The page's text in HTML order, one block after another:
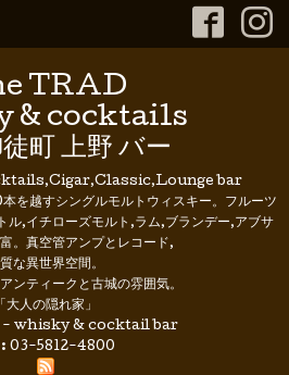
TRAD
& cocktails
町 上野 バー
bar
を越すシングルモルトウィスキー。フルーツ
ル,イチローズモルト,ラム,ブランデー,アブサ
。真空管アンプとレコード,
な異世界空間。
ンティークと古城の雰囲気。
「大人の隠れ家」
whisky & cocktail bar
03-5812-4800